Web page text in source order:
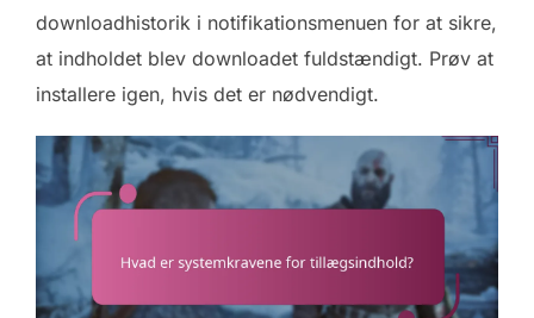
downloadhistorik i notifikationsmenuen for at sikre,
at indholdet blev downloadet fuldstændigt. Prøv at
installere igen, hvis det er nødvendigt.